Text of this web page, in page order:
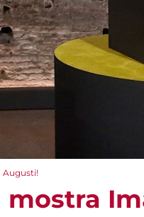
Augusti!